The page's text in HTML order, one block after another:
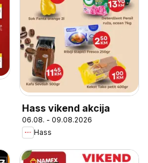
Hass vikend akcija
06.08. - 09.08.2026
Hass